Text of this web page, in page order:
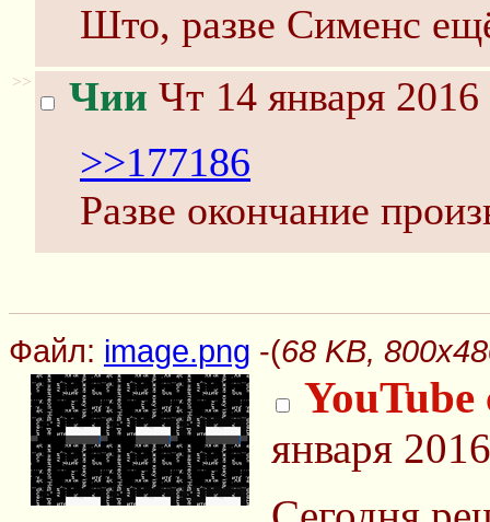
Што, разве Сименс
>> Чии Чт 14 января
>>177186
Разве окончание
Файл: image.png -(68 KB,
января